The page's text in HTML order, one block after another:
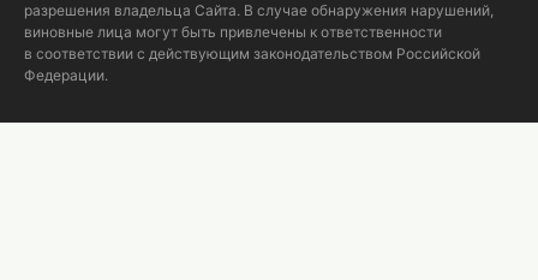
разрешения владельца Сайта. В случае обнаружения нарушений,
виновные лица могут быть привлечены к ответственности
в соответствии с действующим законодательством Российской
Федерации.